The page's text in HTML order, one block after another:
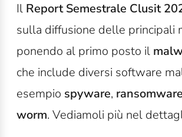
Il Report Semestrale Clusit
sulla diffusione delle principali
ponendo al primo posto il
che include diversi software
esempio spyware, ransomware
worm. Vediamoli più nel